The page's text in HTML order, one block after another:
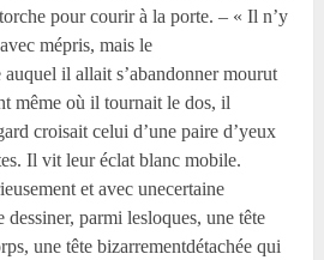
pour courir à la porte. – « Il n’y
mépris, mais le
il allait s’abandonner mourut
même où il tournait le dos, il
croisait celui d’une paire d’yeux
Il vit leur éclat blanc mobile.
et avec unecertaine
parmi lesloques, une tête
une tête bizarrementdétachée qui